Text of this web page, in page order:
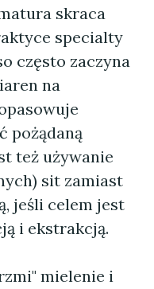
skraca
specialty
często zaczyna
na
pożądaną
też używanie
sit zamiast
jeśli celem jest
i ekstrakcją.
mielenie i